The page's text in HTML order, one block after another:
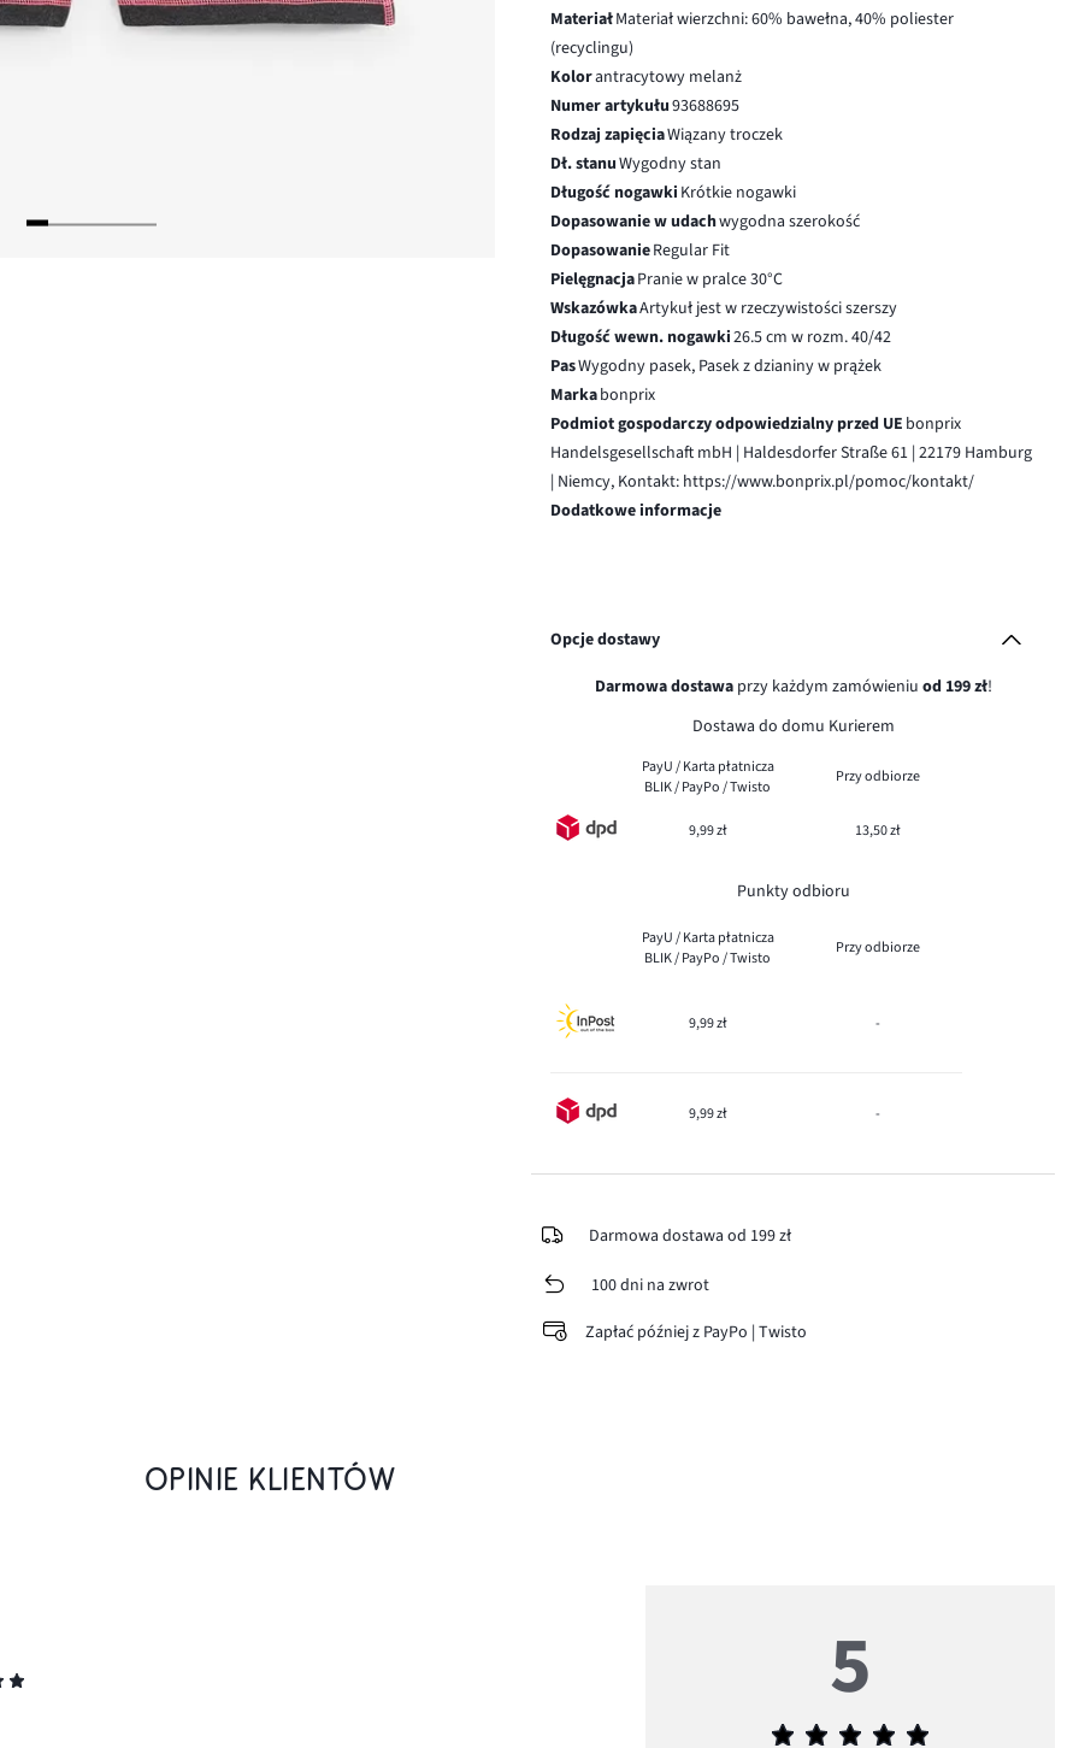
MateriałMateriał wierzchni: 60% bawełna, 40% poliester
(recyclingu)
Kolorantracytowy melanż
Numer artykułu93688695
Rodzaj zapięciaWiązany troczek
Dł. stanuWygodny stan
Długość nogawki Krótkie nogawki
Dopasowanie w udachwygodna szerokość
DopasowanieRegular Fit
PielęgnacjaPranie w pralce 30°C
WskazówkaArtykuł jest w rzeczywistości szerszy
Długość wewn. nogawki26.5 cm w rozm. 40/42
PasWygodny pasek, Pasek z dzianiny w prążek
Markabonprix
Podmiot gospodarczy odpowiedzialny przed UE bonprix
Handelsgesellschaft mbH | Haldesdorfer Straße 61 | 22179 Hamburg
| Niemcy, Kontakt: https://www.bonprix.pl/pomoc/kontakt/
Dodatkowe informacje
Opcje dostawy
Darmowa dostawaprzy każdym zamówieniu od 199 zł!
Dostawa do domu Kurierem
PayU / Karta płatnicza
BLIK / PayPo / Twisto
Przy odbiorze
9,99 zł 13,50 zł
Punkty odbioru
PayU / Karta płatnicza
BLIK / PayPo / Twisto
Przy odbiorze
9,99 zł -
9,99 zł -
Darmowa dostawa od 199 zł
100 dni na zwrot
Zapłać później z PayPo | Twisto
OPINIE KLIENTÓW
5
Średnia